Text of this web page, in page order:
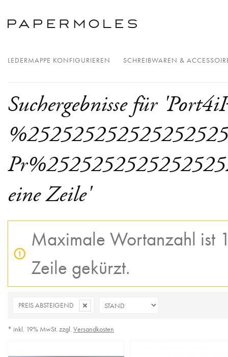
LEDERMAPPE KONFIGURIEREN SCHREIBWAREN &
Suchergebnisse für
eine Zeile'
Maximale Wortanzahl ist
Zeile gekürzt.
PREIS ABSTEIGEND
* inkl. 19% MwSt. zzgl. Versandkosten